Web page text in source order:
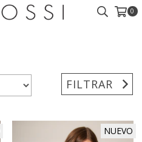
0
FILTRAR
NUEVO